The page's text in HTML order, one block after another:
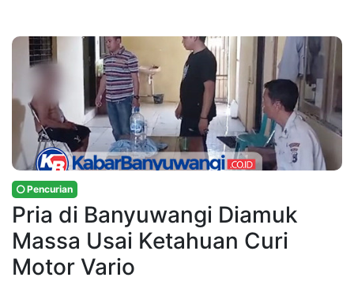
Pencurian
Pria di Banyuwangi Diamuk
Massa Usai Ketahuan Curi
Motor Vario